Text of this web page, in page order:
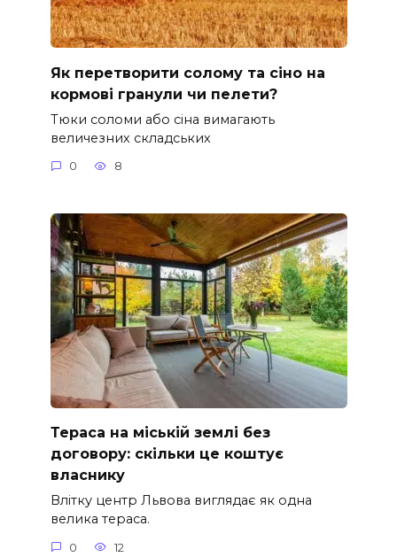
Як перетворити солому та сіно на
кормові гранули чи пелети?
Тюки соломи або сіна вимагають
величезних складських
0 8
Тераса на міській землі без
договору: скільки це коштує
власнику
Влітку центр Львова виглядає як одна
велика тераса.
0 12